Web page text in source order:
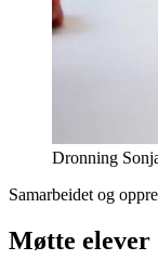
Dronning
Samarbeidet og
Møtte elever